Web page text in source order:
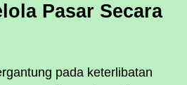
Pasar Secara
pada keterlibatan